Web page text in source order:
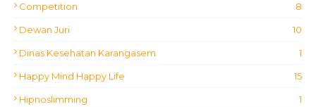
Competition 8
Dewan Juri 10
Dinas Kesehatan Karangasem 1
Happy Mind Happy Life 15
Hipnoslimming 1